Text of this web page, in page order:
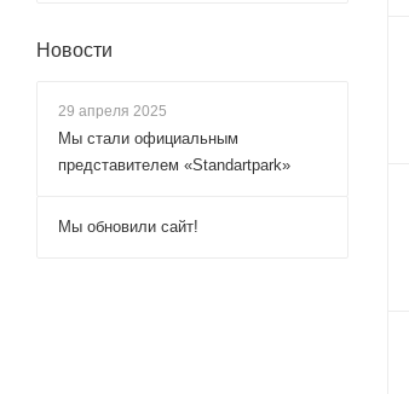
Новости
29 апреля 2025
Мы стали официальным
представителем «Standartpark»
Мы обновили сайт!